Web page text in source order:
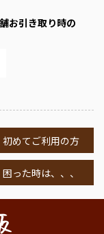
お引き取り時の
初めてご利用の方
困った時は、、、